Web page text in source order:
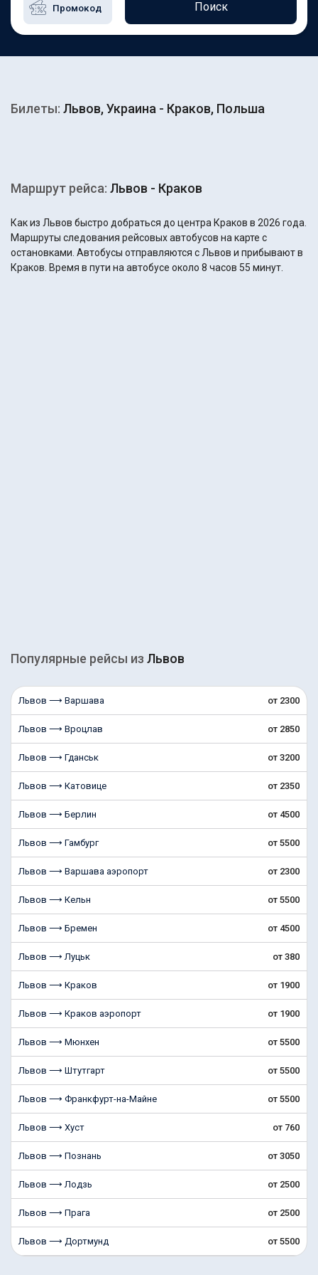
Поиск
Билеты: Львов, Украина - Краков, Польша
Маршрут рейса: Львов - Краков
Как из Львов быстро добраться до центра Краков в 2026 года.
Маршруты следования рейсовых автобусов на карте с
остановками. Автобусы отправляются с Львов и прибывают в
Краков. Время в пути на автобусе около 8 часов 55 минут.
Популярные рейсы из Львов
Львов ⟶ Варшава от 2300
Львов ⟶ Вроцлав от 2850
Львов ⟶ Гданськ от 3200
Львов ⟶ Катовице от 2350
Львов ⟶ Берлин от 4500
Львов ⟶ Гамбург от 5500
Львов ⟶ Варшава аэропорт от 2300
Львов ⟶ Кельн от 5500
Львов ⟶ Бремен от 4500
Львов ⟶ Луцьк от 380
Львов ⟶ Краков от 1900
Львов ⟶ Краков аэропорт от 1900
Львов ⟶ Мюнхен от 5500
Львов ⟶ Штутгарт от 5500
Львов ⟶ Франкфурт-на-Майне от 5500
Львов ⟶ Хуст от 760
Львов ⟶ Познань от 3050
Львов ⟶ Лодзь от 2500
Львов ⟶ Прага от 2500
Львов ⟶ Дортмунд от 5500